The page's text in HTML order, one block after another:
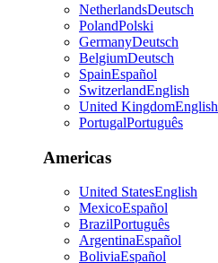
NetherlandsDeutsch
PolandPolski
GermanyDeutsch
BelgiumDeutsch
SpainEspañol
SwitzerlandEnglish
United KingdomEnglish
PortugalPortuguês
Americas
United StatesEnglish
MexicoEspañol
BrazilPortuguês
ArgentinaEspañol
BoliviaEspañol